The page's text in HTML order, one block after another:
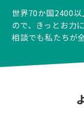
世界70か国2400
ので、きっとお力
相談でも私たちが